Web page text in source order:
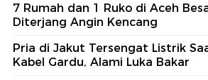
7 Rumah dan 1 Ruko di Aceh
Diterjang Angin Kencang
Pria di Jakut Tersengat Listrik
Kabel Gardu, Alami Luka Bakar